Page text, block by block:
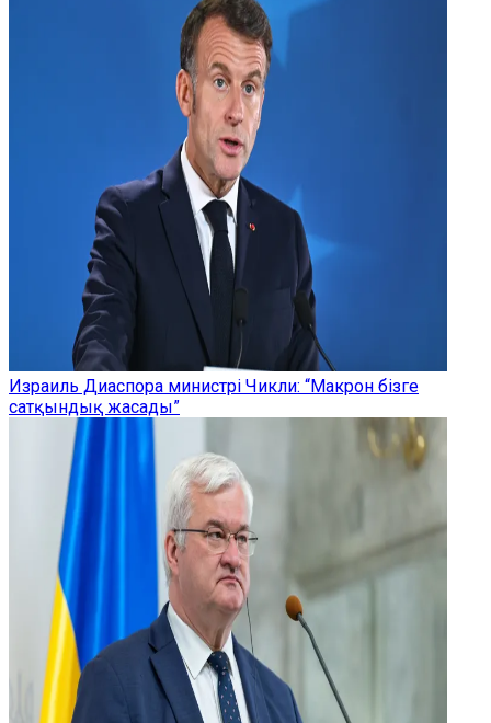
Израиль Диаспора министрі Чикли: “Макрон бізге
сатқындық жасады”